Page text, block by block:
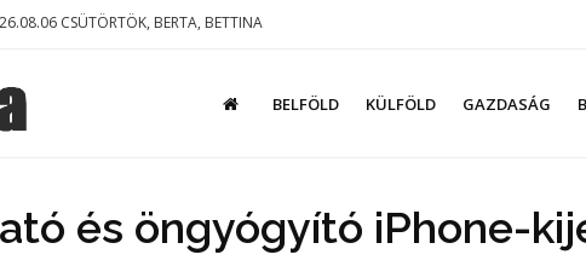
CSÜTÖRTÖK, BERTA, BETTINA
BELFÖLD KÜLFÖLD GAZDASÁG
és öngyógyító iPhone-